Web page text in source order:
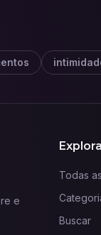
e
Todas
Buscar